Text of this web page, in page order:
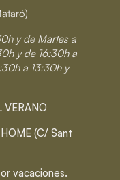
y de Martes a
y de 16:30h a
a 13:30h y
VERANO
(C/ Sant
vacaciones.